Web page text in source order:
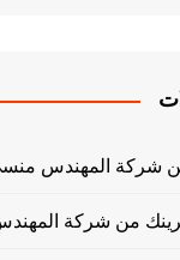
شركة المهندس
من شركة